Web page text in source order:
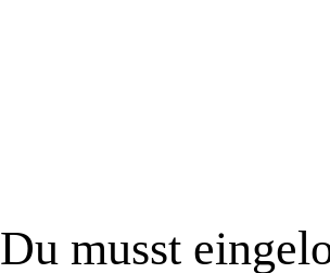
Du musst